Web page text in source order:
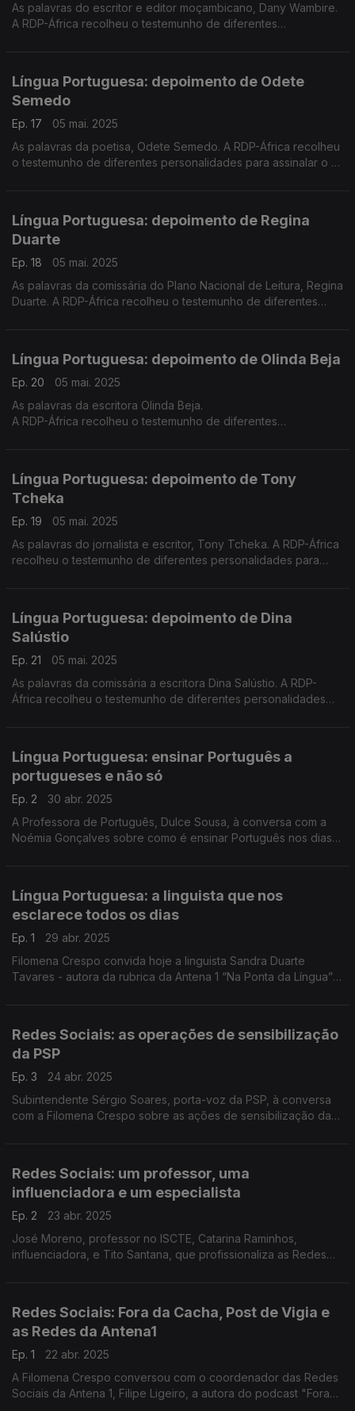
As palavras do escritor e editor moçambicano, Dany Wambire.
A RDP-África recolheu o testemunho de diferentes
Língua Portuguesa: depoimento de Odete
Semedo
Ep. 17
05 mai. 2025
As palavras da poetisa, Odete Semedo. A RDP-África recolheu
o testemunho de diferentes personalidades para assinalar o 5
Língua Portuguesa: depoimento de Regina
Duarte
Ep. 18
05 mai. 2025
As palavras da comissária do Plano Nacional de Leitura, Regina
Duarte. A RDP-África recolheu o testemunho de diferentes
Língua Portuguesa: depoimento de Olinda Beja
Ep. 20
05 mai. 2025
As palavras da escritora Olinda Beja.
A RDP-África recolheu o testemunho de diferentes
Língua Portuguesa: depoimento de Tony
Tcheka
Ep. 19
05 mai. 2025
As palavras do jornalista e escritor, Tony Tcheka. A RDP-África
recolheu o testemunho de diferentes personalidades para
Língua Portuguesa: depoimento de Dina
Salústio
Ep. 21
05 mai. 2025
As palavras da comissária a escritora Dina Salústio. A RDP-
África recolheu o testemunho de diferentes personalidades
Língua Portuguesa: ensinar Português a
portugueses e não só
Ep. 2
30 abr. 2025
A Professora de Português, Dulce Sousa, à conversa com a
Noémia Gonçalves sobre como é ensinar Português nos dias
Língua Portuguesa: a linguista que nos
esclarece todos os dias
Ep. 1
29 abr. 2025
Filomena Crespo convida hoje a linguista Sandra Duarte
Tavares - autora da rubrica da Antena 1 “Na Ponta da Língua” -
Redes Sociais: as operações de sensibilização
da PSP
Ep. 3
24 abr. 2025
Subintendente Sérgio Soares, porta-voz da PSP, à conversa
com a Filomena Crespo sobre as ações de sensibilização da
Redes Sociais: um professor, uma
influenciadora e um especialista
Ep. 2
23 abr. 2025
José Moreno, professor no ISCTE, Catarina Raminhos,
influenciadora, e Tito Santana, que profissionaliza as Redes
Redes Sociais: Fora da Cacha, Post de Vigia e
as Redes da Antena1
Ep. 1
22 abr. 2025
A Filomena Crespo conversou com o coordenador das Redes
Sociais da Antena 1, Filipe Ligeiro, a autora do podcast "Fora